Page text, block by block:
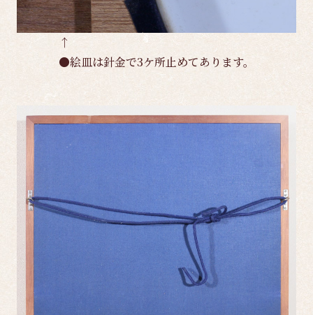
↑
●絵皿は針金で3ケ所止めてあります。